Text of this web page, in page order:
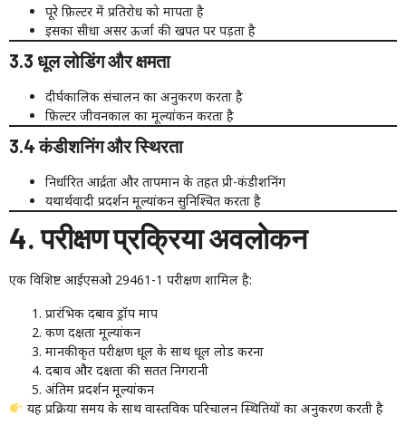
पूरे फ़िल्टर में प्रतिरोध को मापता है
इसका सीधा असर ऊर्जा की खपत पर पड़ता है
3.3 धूल लोडिंग और क्षमता
दीर्घकालिक संचालन का अनुकरण करता है
फ़िल्टर जीवनकाल का मूल्यांकन करता है
3.4 कंडीशनिंग और स्थिरता
निर्धारित आर्द्रता और तापमान के तहत प्री-कंडीशनिंग
यथार्थवादी प्रदर्शन मूल्यांकन सुनिश्चित करता है
4. परीक्षण प्रक्रिया अवलोकन
एक विशिष्ट आईएसओ 29461-1 परीक्षण शामिल है:
प्रारंभिक दबाव ड्रॉप माप
कण दक्षता मूल्यांकन
मानकीकृत परीक्षण धूल के साथ धूल लोड करना
दबाव और दक्षता की सतत निगरानी
अंतिम प्रदर्शन मूल्यांकन
यह प्रक्रिया समय के साथ वास्तविक परिचालन स्थितियों का अनुकरण करती है